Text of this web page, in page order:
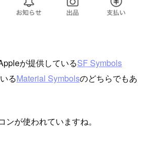
が提供しているSF Symbols
るMaterial Symbolsのどちらでもあ
が使われていますね。